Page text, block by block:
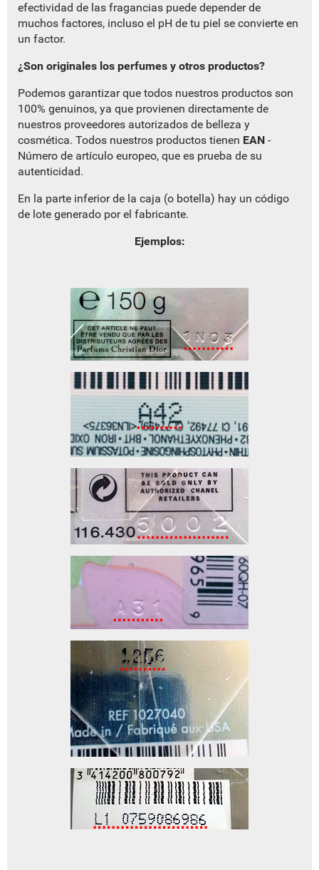
efectividad de las fragancias puede depender de
muchos factores, incluso el pH de tu piel se convierte en
un factor.
¿Son originales los perfumes y otros productos?
Podemos garantizar que todos nuestros productos son
100% genuinos, ya que provienen directamente de
nuestros proveedores autorizados de belleza y
cosmética. Todos nuestros productos tienen EAN -
Número de artículo europeo, que es prueba de su
autenticidad.
En la parte inferior de la caja (o botella) hay un código
de lote generado por el fabricante.
Ejemplos: